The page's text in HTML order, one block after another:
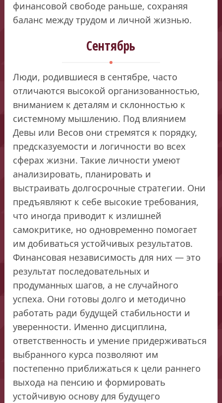
финансовой свободе раньше, сохраняя
баланс между трудом и личной жизнью.
Сентябрь
Люди, родившиеся в сентябре, часто
отличаются высокой организованностью,
вниманием к деталям и склонностью к
системному мышлению. Под влиянием
Девы или Весов они стремятся к порядку,
предсказуемости и логичности во всех
сферах жизни. Такие личности умеют
анализировать, планировать и
выстраивать долгосрочные стратегии. Они
предъявляют к себе высокие требования,
что иногда приводит к излишней
самокритике, но одновременно помогает
им добиваться устойчивых результатов.
Финансовая независимость для них — это
результат последовательных и
продуманных шагов, а не случайного
успеха. Они готовы долго и методично
работать ради будущей стабильности и
уверенности. Именно дисциплина,
ответственность и умение придерживаться
выбранного курса позволяют им
постепенно приближаться к цели раннего
выхода на пенсию и формировать
устойчивую основу для будущего